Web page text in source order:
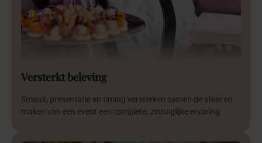
Versterkt beleving
Smaak, presentatie en timing versterken samen de sfeer en
maken van een event een complete, zintuiglijke ervaring.